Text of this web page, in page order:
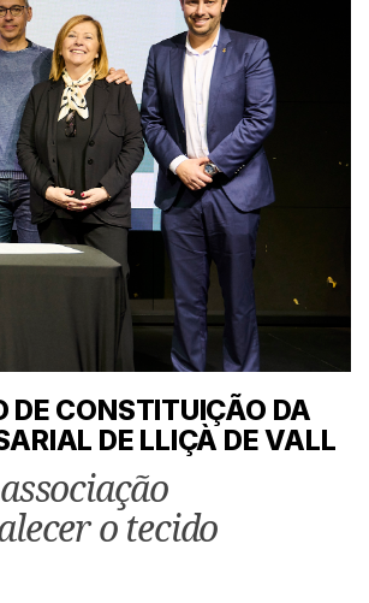
DE CONSTITUIÇÃO DA
DE LLIÇÀ DE VALL
o tecido